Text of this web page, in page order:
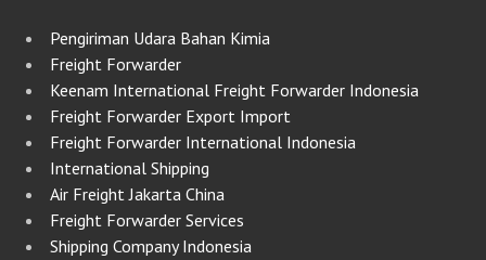
Pengiriman Udara Bahan Kimia
Freight Forwarder
Keenam International Freight Forwarder Indonesia
Freight Forwarder Export Import
Freight Forwarder International Indonesia
International Shipping
Air Freight Jakarta China
Freight Forwarder Services
Shipping Company Indonesia